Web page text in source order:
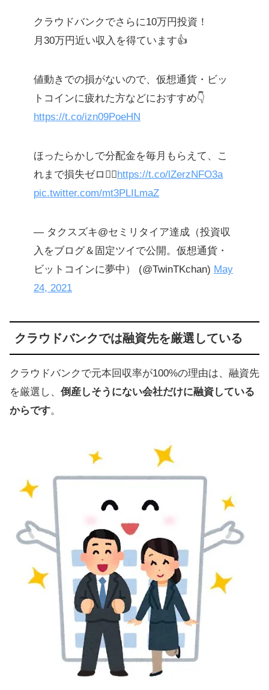
クラウドバンクでさらに10万円投資！
月30万円近い収入を得ています👍
値動きでの損がないので、仮想通貨・ビッ
トコインに疲れた方などにおすすめ👇
https://t.co/izn09PoeHN
ほったらかしで分配金を毎月もらえて、こ
れまで損失ゼロ🙆‍♀️ https://t.co/lZerzNFO3a
pic.twitter.com/mt3PLILmaZ
— タクスズキ@セミリタイア達成（投資収
入をブログ＆固定ツイで公開。仮想通貨・
ビットコインに夢中） (@TwinTKchan) May
24, 2021
クラウドバンクでは融資先を厳選している
クラウドバンクで元本回収率が100%の理由は、融資先
を厳選し、 倒産しそうにない会社だけに融資している
からです。